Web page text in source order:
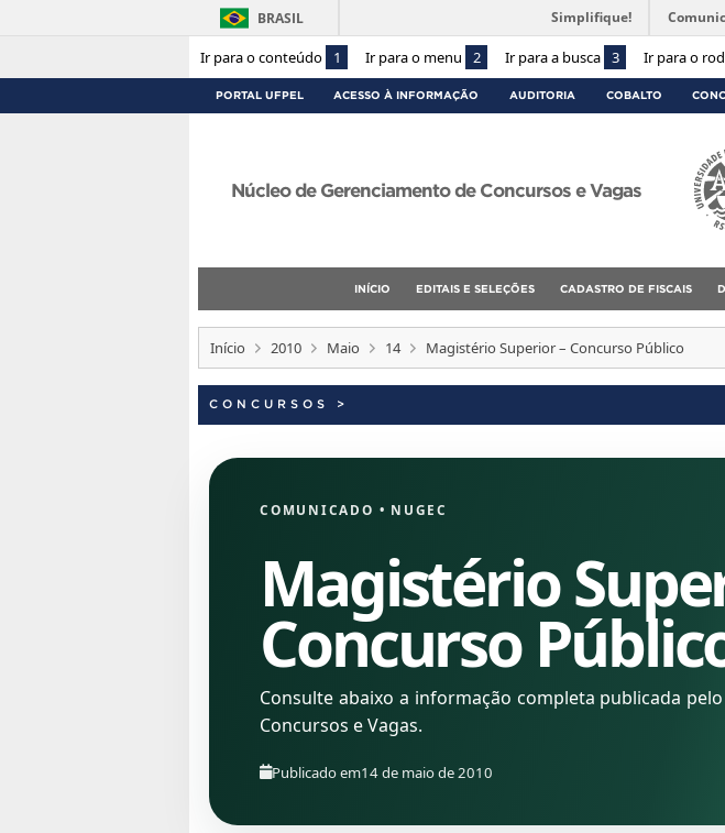
Ir para o conteúdo 1 Ir para o menu 2 Ir para a busca 3 Ir para o
BRASIL Simplifique!
PORTAL UFPEL ACESSO À INFORMAÇÃO AUDITORIA COBALTO
Núcleo de Gerenciamento de Concursos e Vagas
INÍCIO EDITAIS E SELEÇÕES CADASTRO DE FISCAIS
Início 2010 Maio 14 Magistério Superior – Concurso Público
CONCURSOS >
COMUNICADO • NUGEC
Magistério
Concurso
Consulte abaixo a informação completa publicada
Concursos e Vagas.
Publicado em14 de maio de 2010